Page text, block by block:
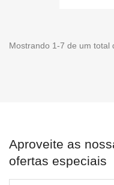
Mostrando 1-7 de um total
Aproveite as
ofertas especiais